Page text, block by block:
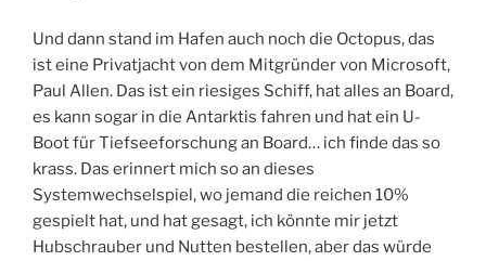
Und dann stand im Hafen auch noch die Octopus, das
ist eine Privatjacht von dem Mitgründer von Microsoft,
Paul Allen. Das ist ein riesiges Schiff, hat alles an Board,
es kann sogar in die Antarktis fahren und hat ein U-
Boot für Tiefseeforschung an Board… ich finde das so
krass. Das erinnert mich so an dieses
Systemwechselspiel, wo jemand die reichen 10%
gespielt hat, und hat gesagt, ich könnte mir jetzt
Hubschrauber und Nutten bestellen, aber das würde